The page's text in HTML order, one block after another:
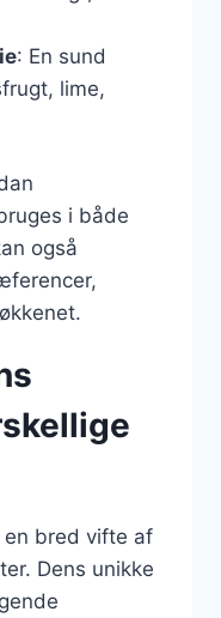
: En sund
lime,
i både
også
en bred vifte af
Dens unikke